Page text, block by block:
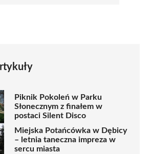
Piknik Pokoleń w Parku
Słonecznym z finałem w
postaci Silent Disco
Miejska Potańcówka w Dębicy
– letnia taneczna impreza w
sercu miasta